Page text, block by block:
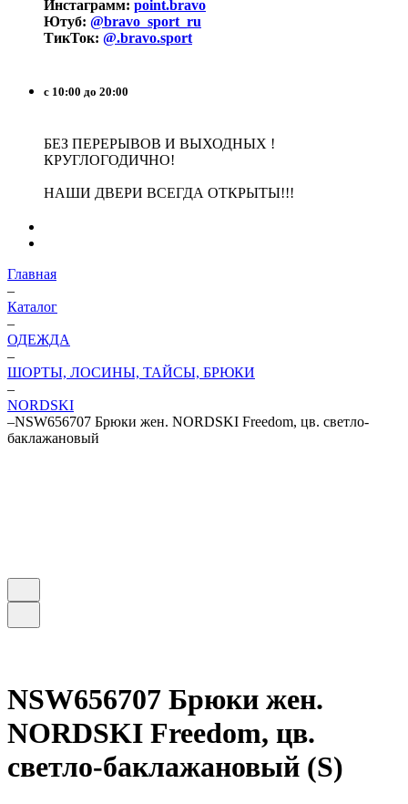
Инстаграмм: point.bravo
Ютуб: @bravo_sport_ru
ТикТок: @.bravo.sport
с 10:00 до 20:00
БЕЗ ПЕРЕРЫВОВ И ВЫХОДНЫХ !
КРУГЛОГОДИЧНО!
НАШИ ДВЕРИ ВСЕГДА ОТКРЫТЫ!!!
Главная
–
Каталог
–
ОДЕЖДА
–
ШОРТЫ, ЛОСИНЫ, ТАЙСЫ, БРЮКИ
–
NORDSKI
–NSW656707 Брюки жен. NORDSKI Freedom, цв. светло-
баклажановый
NSW656707 Брюки жен.
NORDSKI Freedom, цв.
светло-баклажановый (S)